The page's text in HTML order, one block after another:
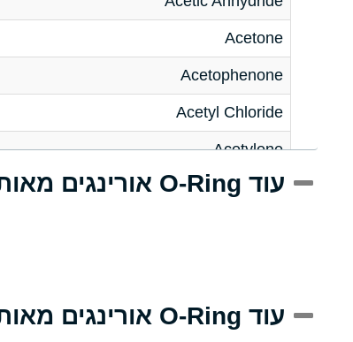
Acetone
Acetophenone
Acetyl Chloride
Acetylene
Acrlylonitrile
Aluminum Acetate (Aqueous)
עוד O-Ring אורינגים מאותו הגודל
עוד O-Ring אורינגים מאותו החומר